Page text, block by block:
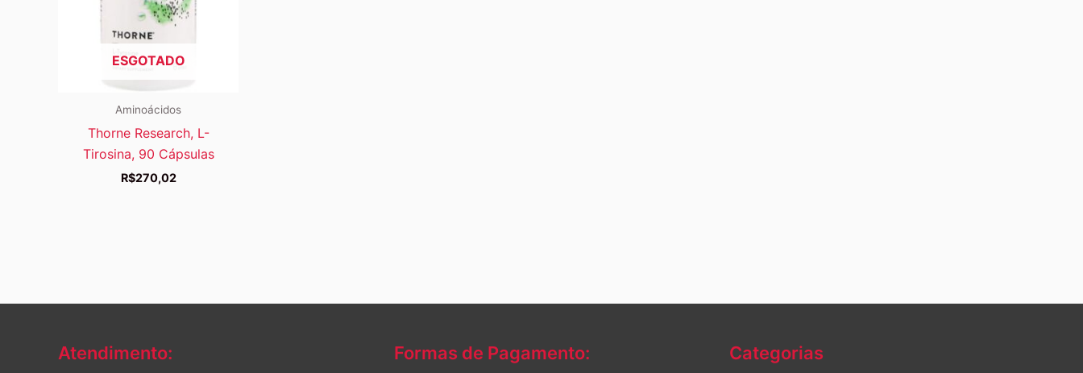
ESGOTADO
Aminoácidos
Thorne Research, L-
Tirosina, 90 Cápsulas
R$270,02
Atendimento: Formas de Pagamento: Categorias